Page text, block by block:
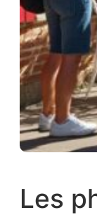
Les